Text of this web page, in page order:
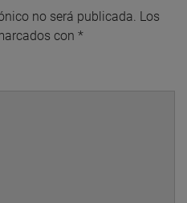
no será publicada. Los
con *